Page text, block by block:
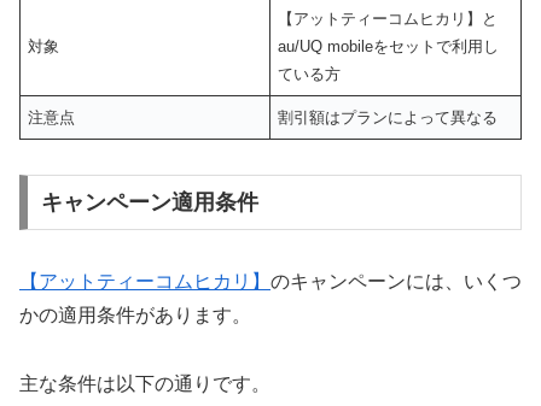
対象
【アットティーコムヒカリ】と
au/UQ mobileをセットで利用し
ている方
注意点 割引額はプランによって異なる
キャンペーン適用条件
【アットティーコムヒカリ】 のキャンペーンには、いくつ
かの適用条件があります。
主な条件は以下の通りです。